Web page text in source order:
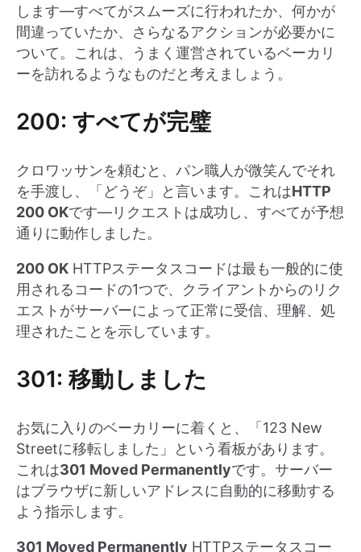
します—すべてがスムーズに行われたか、何かが
間違っていたか、さらなるアクションが必要かに
ついて。これは、うまく運営されているベーカリ
ーを訪れるようなものだと考えましょう。
200: すべてが完璧
クロワッサンを頼むと、パン職人が微笑んでそれ
を手渡し、「どうぞ」と言います。これはHTTP
200 OKです—リクエストは成功し、すべてが予想
通りに動作しました。
200 OK HTTPステータスコードは最も一般的に使
用されるコードの1つで、クライアントからのリク
エストがサーバーによって正常に受信、理解、処
理されたことを示しています。
301: 移動しました
お気に入りのベーカリーに着くと、「123 New
Streetに移転しました」という看板があります。
これは301 Moved Permanentlyです。サーバー
はブラウザに新しいアドレスに自動的に移動する
よう指示します。
301 Moved Permanently HTTPステータスコー